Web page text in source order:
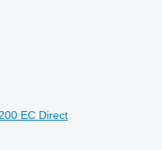
EC Direct